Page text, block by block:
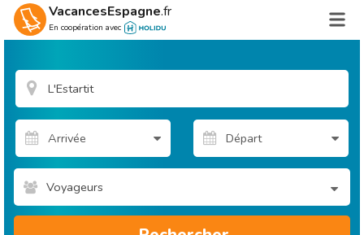
VacancesEspagne.fr
En coopération avec
Voyageurs